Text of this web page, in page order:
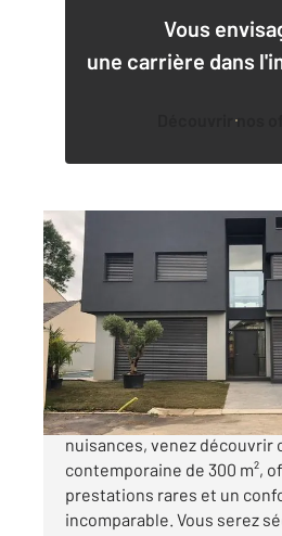
Vous
une carrière dans
Découvrir nos
SOISY SOUS MONTMORENCY
305,15 m2
, 9 pièces
Ref : 6121
Maison à vendre
1 575 000
Dans une impasse calme, à
nuisances, venez découvrir
contemporaine de 300 m²,
prestations rares et un
incomparable. Vous serez